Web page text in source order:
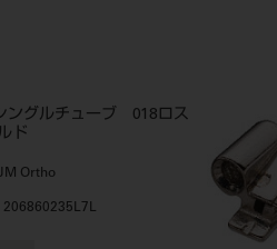
ングルチューブ 018ロス
ド
Ortho
206860235L7L